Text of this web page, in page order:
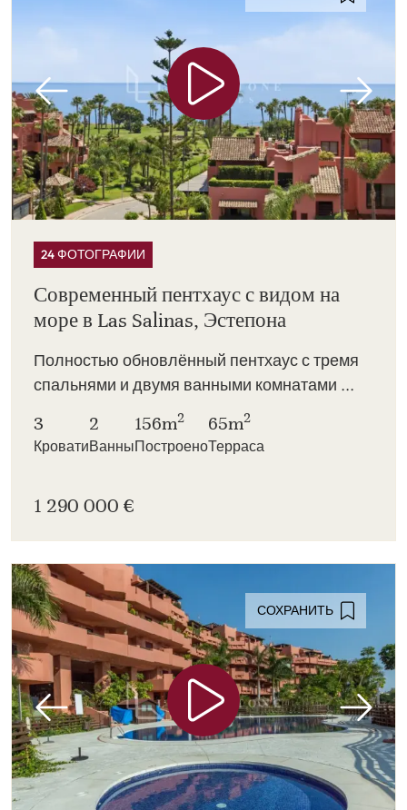
24 ФОТОГРАФИИ
Современный пентхаус с видом на
море в Las Salinas, Эстепона
Полностью обновлённый пентхаус с тремя
спальнями и двумя ванными комнатами ...
3
Кровати
2
Ванны
156m2
Построено
65m2
Терраса
1 290 000 €
СОХРАНИТЬ